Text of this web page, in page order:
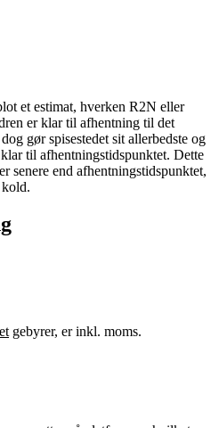
et estimat, hverken R2N eller
er klar til afhentning til det
gør spisestedet sit allerbedste og
til afhentningstidspunktet. Dette
senere end afhentningstidspunktet,
gebyrer, er inkl. moms.